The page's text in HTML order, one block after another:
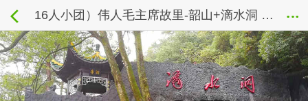
16人小团）伟人毛主席故里-韶山+滴水洞 纯玩一日游